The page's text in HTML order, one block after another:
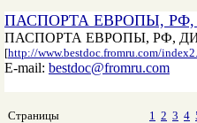
ПАСПОРТА ЕВРОПЫ,
ПАСПОРТА ЕВРОПЫ, РФ,
[http://www.bestdoc.fromru.com/
E-mail: bestdoc@fromru.com
Страницы 1 2 3 4